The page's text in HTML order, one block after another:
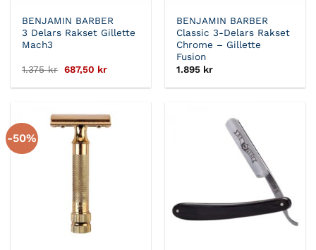
BENJAMIN BARBER
3 Delars Rakset Gillette
Mach3
1.375kr Det
ursprungliga
priset
687,50 krDet
priset
BENJAMIN BARBER
Classic 3-Delars Rakset
Chrome – Gillette
Fusion
1.895 kr
-50%